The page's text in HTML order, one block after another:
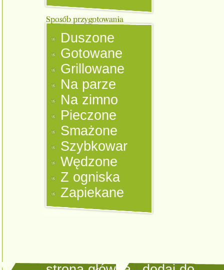
Duszone
Gotowane
Grillowane
Na parze
Na zimno
Pieczone
Smażone
Szybkowar
Wędzone
Z ogniska
Zapiekane